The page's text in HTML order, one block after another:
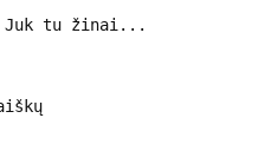
tu žinai...